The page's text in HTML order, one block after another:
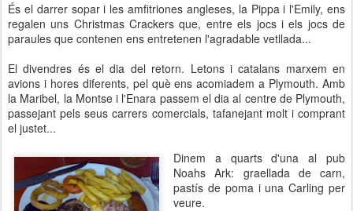
És el darrer sopar i les amfitriones angleses, la Pippa i l'Emily, ens
regalen uns Christmas Crackers que, entre els jocs i els jocs de
paraules que contenen ens entretenen l'agradable vetllada...
El divendres és el dia del retorn. Letons i catalans marxem en
avions i hores diferents, pel què ens acomiadem a Plymouth. Amb
la Maribel, la Montse i l'Enara passem el dia al centre de Plymouth,
passejant pels seus carrers comercials, tafanejant molt i comprant
el justet...
Dinem a quarts d'una al pub
Noahs Ark: graellada de carn,
pastís de poma i una Carling per
veure.